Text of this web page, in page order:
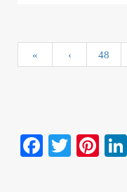
« ‹ 48
Fa T
Pi